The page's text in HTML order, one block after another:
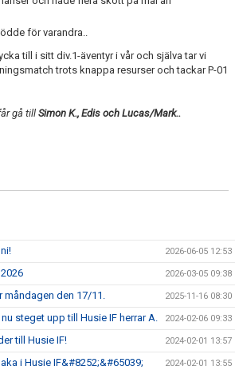
för varandra..
till i sitt div.1-äventyr i vår och själva tar vi
trots knappa resurser och tackar P-01
gå till Simon K., Edis och Lucas/Mark..
2026-06-05 12:53
2026-03-05 09:38
den 17/11. 2025-11-16 08:30
steget upp till Husie IF herrar A. 2024-02-06 09:33
till Husie IF! 2024-02-01 13:57
i Husie IF&#8252;&#65039; 2024-02-01 13:55